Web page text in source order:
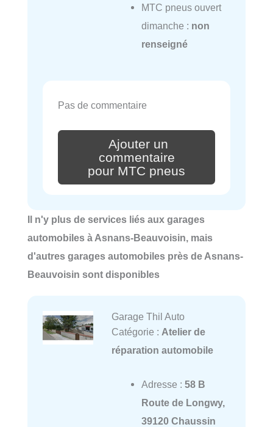
MTC pneus ouvert
dimanche : non
renseigné
Pas de commentaire
Ajouter un
commentaire
pour MTC pneus
Il n'y plus de services liés aux garages
automobiles à Asnans-Beauvoisin, mais
d'autres garages automobiles près de Asnans-
Beauvoisin sont disponibles
Garage Thil Auto
Catégorie : Atelier de
réparation automobile
Adresse : 58 B
Route de Longwy,
39120 Chaussin